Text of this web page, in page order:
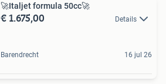
🚀Italjet formula 50cc🚀
€ 1.675,00 Details
Barendrecht 16 jul 26